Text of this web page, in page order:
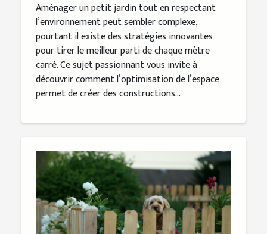
Aménager un petit jardin tout en respectant
l’environnement peut sembler complexe,
pourtant il existe des stratégies innovantes
pour tirer le meilleur parti de chaque mètre
carré. Ce sujet passionnant vous invite à
découvrir comment l’optimisation de l’espace
permet de créer des constructions...